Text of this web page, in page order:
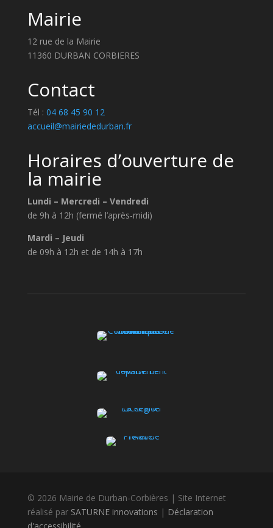
Mairie
12 rue de la Mairie
11360 DURBAN CORBIERES
Contact
Tél : 04 68 45 90 12
accueil@mairiededurban.fr
Horaires d’ouverture de
la mairie
Lundi – Mercredi – Vendredi
de 9h à 12h (fermé l’après-midi)
Mardi – Jeudi
de 09h à 12h et de 14h à 17h
© 2026 Mairie de Durban-Corbières | Site Internet
réalisé par SATURNE innovations | Déclaration